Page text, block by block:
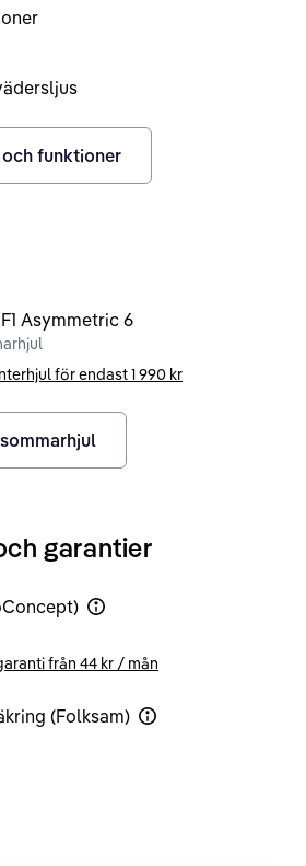
funktioner
Asymmetric 6
för endast1 990 kr
garantier
från 44 kr / mån
(Folksam)